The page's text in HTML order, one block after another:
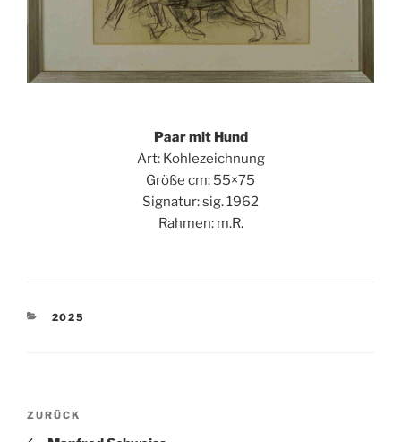
Paar mit Hund
Art: Kohlezeichnung
Größe cm: 55×75
Signatur: sig. 1962
Rahmen: m.R.
KATEGORIEN
2025
Beitragsnavigation
Vorheriger
Beitrag
ZURÜCK